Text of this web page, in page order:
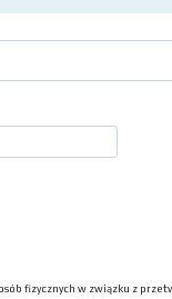
fizycznych w związku z